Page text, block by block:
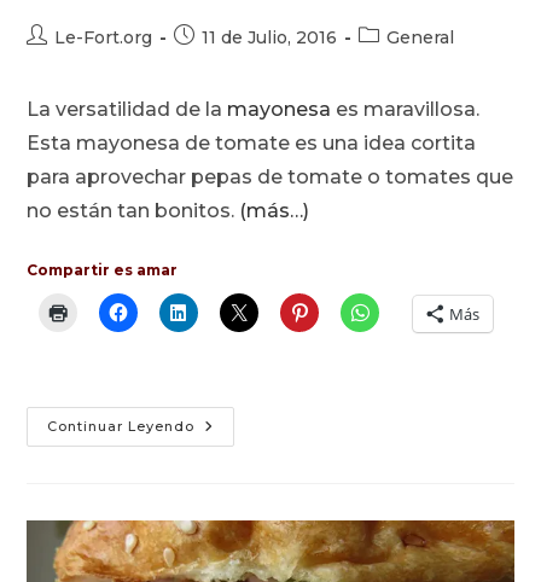
Autor
entrada:
Le-Fort.org
Publicación
entrada:
11 de Julio, 2016
Categoría
entrada:
General
La versatilidad de la mayonesa es maravillosa.
Esta mayonesa de tomate es una idea cortita
para aprovechar pepas de tomate o tomates que
no están tan bonitos. (más…)
Compartir es amar
Más
Continuar Leyendo Mayonesa
De